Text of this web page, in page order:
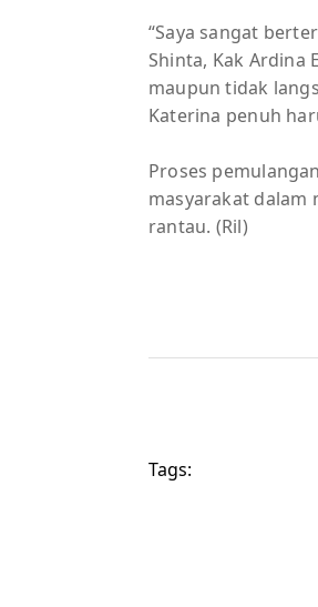
“Saya sangat
Shinta, Kak Ardina
maupun tidak
Katerina penuh
Proses
masyarakat dalam
rantau. (Ril)
Tags: